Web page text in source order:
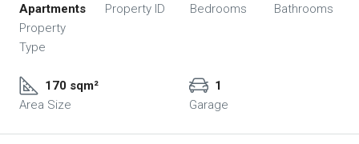
Apartments
Property
Type
Property ID
Bedrooms
Bathrooms
170 sqm²
Area Size
1
Garage